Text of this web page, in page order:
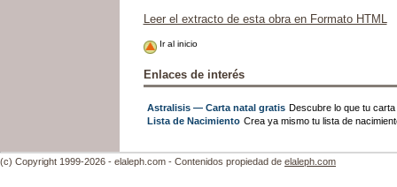
Leer el extracto de esta obra en Formato HTML
Ir al inicio
Enlaces de interés
Astralisis — Carta natal gratis Descubre lo que tu
Lista de Nacimiento Crea ya mismo tu lista de
(c) Copyright 1999-2026 - elaleph.com - Contenidos propiedad de elaleph.com